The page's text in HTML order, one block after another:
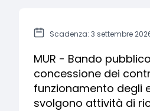
Scadenza: 3 settembre
MUR - Bando
concessione dei
funzionamento degli
svolgono attività di